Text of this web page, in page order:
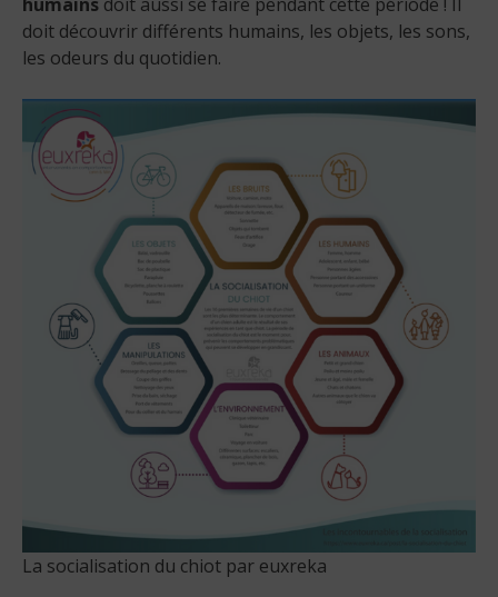
humains doit aussi se faire pendant cette période ! Il
doit découvrir différents humains, les objets, les sons,
les odeurs du quotidien.
La socialisation du chiot par euxreka